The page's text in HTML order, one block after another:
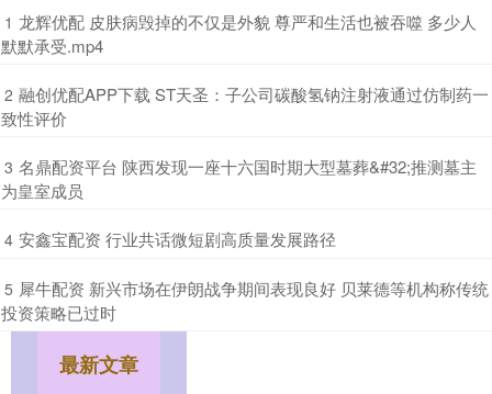
1 ​龙辉优配 皮肤病毁掉的不仅是外貌 尊严和生活也被吞噬 多少人
默默承受.mp4
2 ​融创优配APP下载 ST天圣：子公司碳酸氢钠注射液通过仿制药一
致性评价
3 ​名鼎配资平台 陕西发现一座十六国时期大型墓葬&#32;推测墓主
为皇室成员
4 ​安鑫宝配资 行业共话微短剧高质量发展路径
5 ​犀牛配资 新兴市场在伊朗战争期间表现良好 贝莱德等机构称传统
投资策略已过时
最新文章